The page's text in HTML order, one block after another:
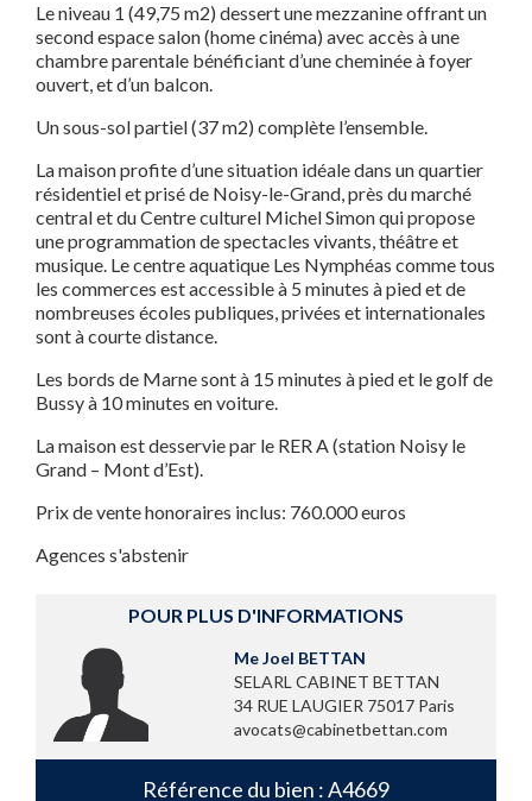
Le niveau 1 (49,75 m2) dessert une mezzanine offrant un
second espace salon (home cinéma) avec accès à une
chambre parentale bénéficiant d’une cheminée à foyer
ouvert, et d’un balcon.
Un sous-sol partiel (37 m2) complète l’ensemble.
La maison profite d’une situation idéale dans un quartier
résidentiel et prisé de Noisy-le-Grand, près du marché
central et du Centre culturel Michel Simon qui propose
une programmation de spectacles vivants, théâtre et
musique. Le centre aquatique Les Nymphéas comme tous
les commerces est accessible à 5 minutes à pied et de
nombreuses écoles publiques, privées et internationales
sont à courte distance.
Les bords de Marne sont à 15 minutes à pied et le golf de
Bussy à 10 minutes en voiture.
La maison est desservie par le RER A (station Noisy le
Grand – Mont d’Est).
Prix de vente honoraires inclus: 760.000 euros
Agences s'abstenir
POUR PLUS D'INFORMATIONS
Me Joel BETTAN
SELARL CABINET BETTAN
34 RUE LAUGIER 75017 Paris
avocats@cabinetbettan.com
Référence du bien : A4669